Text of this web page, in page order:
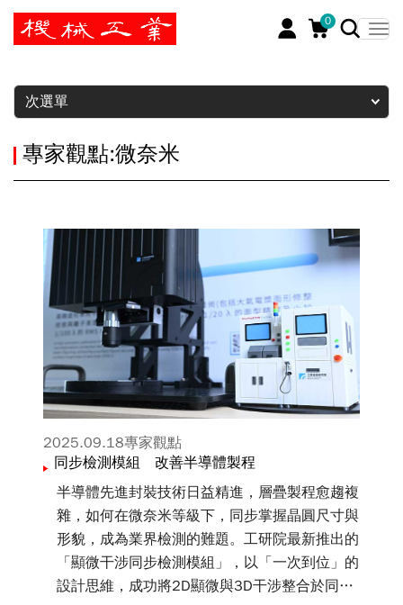
0
暫停
次選單
專家觀點:微奈米
2025.09.18專家觀點
同步檢測模組 改善半導體製程
半導體先進封裝技術日益精進，層疊製程愈趨複
雜，如何在微奈米等級下，同步掌握晶圓尺寸與
形貌，成為業界檢測的難題。工研院最新推出的
「顯微干涉同步檢測模組」，以「一次到位」的
設計思維，成功將2D顯微與3D干涉整合於同一